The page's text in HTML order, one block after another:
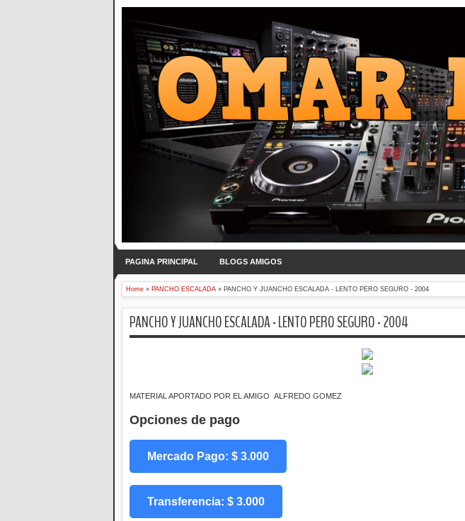
PAGINA PRINCIPAL BLOGS AMIGOS
Home » PANCHO ESCALADA » PANCHO Y JUANCHO ESCALADA - LENTO PERO SEGURO - 2004
PANCHO Y JUANCHO ESCALADA - LENTO PERO SEGURO - 2004
MATERIAL APORTADO POR EL AMIGO ALFREDO GOMEZ
Opciones de pago
Mercado Pago: $ 3.000
Transferencia: $ 3.000